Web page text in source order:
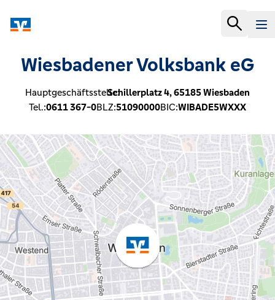
Wiesbadener Volksbank eG
Hauptgeschäftsstelle:Schillerplatz 4,65185Wiesbaden
Tel.:0611 367-0BLZ:51090000BIC:WIBADE5WXXX